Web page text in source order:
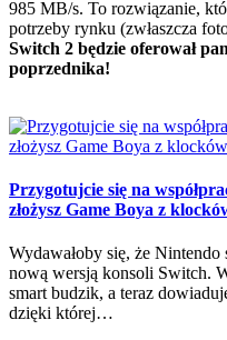
985 MB/s. To rozwiązanie,
potrzeby rynku (zwłaszcza
Switch 2 będzie oferował
poprzednika!
Przygotujcie się na
złożysz Game Boya z
Wydawałoby się, że Nintendo
nową wersją konsoli Switch.
smart budzik, a teraz
dzięki której…